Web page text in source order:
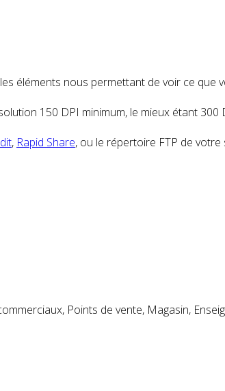
éléments nous permettant de voir ce que
150 DPI minimum, le mieux étant
, Rapid Share, ou le répertoire FTP de
Points de vente, Magasin,